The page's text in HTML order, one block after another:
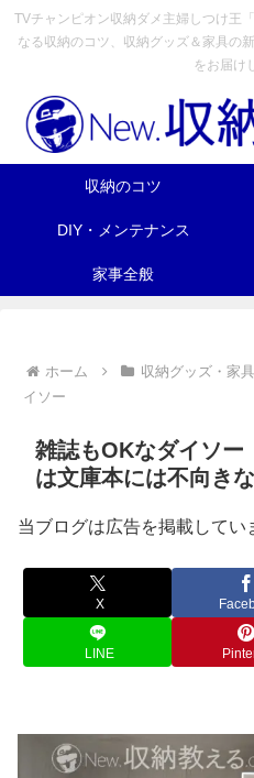
TVチャンピオン収納ダメ主婦しつけ王
なる収納のコツ、収納グッズ＆家具の
をお届け
収納のコツ
DIY・メンテナンス
家事全般
ホーム 収納グッズ・家具
イソー
雑誌もOKなダイソー
は文庫本には不向き
当ブログは広告を掲載してい
X
LINE